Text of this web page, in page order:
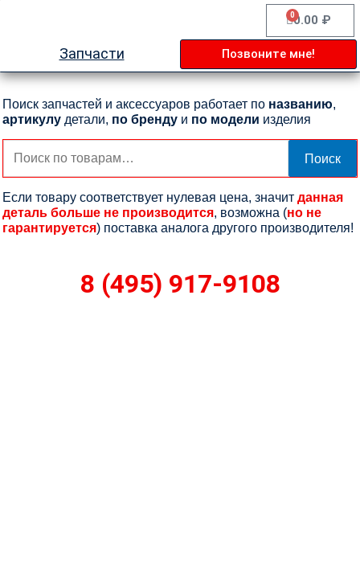
0.00 ₽
0
Cart
Запчасти Позвоните мне!
Поиск запчастей и аксессуаров работает по названию,
артикулу детали, по бренду и по модели изделия
Искать:
Поиск
Если товару соответствует нулевая цена, значит данная
деталь больше не производится, возможна (но не
гарантируется) поставка аналога другого производителя!
8 (495) 917-9108